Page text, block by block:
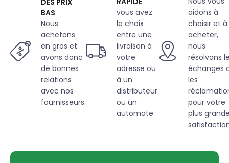
DES PRIX
BAS
Nous
achetons
en gros et
avons donc
de bonnes
relations
avec nos
fournisseurs.
vous avez
le choix
entre une
livraison à
votre
adresse ou
à un
distributeur
ou un
automate
aidons à
choisir et à
acheter,
nous
résolvons
échanges
les
pour votre
plus